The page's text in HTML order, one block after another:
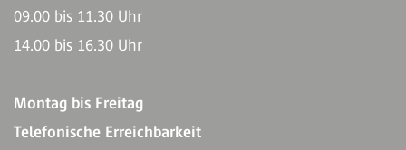
09.00 bis 11.30 Uhr
14.00 bis 16.30 Uhr
Montag bis Freitag
Telefonische Erreichbarkeit